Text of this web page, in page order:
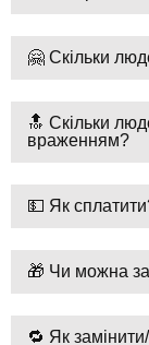
🤗 Скільки
🔝 Скільки
враженням?
💵 Як
🎁 Чи можна
🔁 Як